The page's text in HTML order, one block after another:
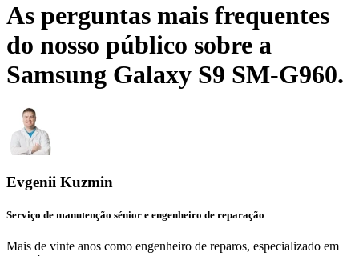
As perguntas mais frequentes
do nosso público sobre a
Samsung Galaxy S9 SM-G960.
Evgenii Kuzmin
Serviço de manutenção sénior e engenheiro de reparação
Mais de vinte anos como engenheiro de reparos, especializado em